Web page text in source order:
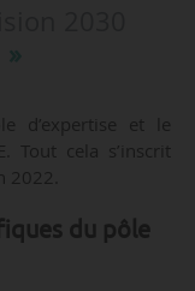
d’expertise et le
Tout cela s’inscrit
2022.
du pôle